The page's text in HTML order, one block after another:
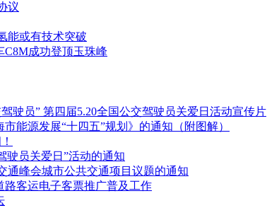
议
能或有技术突破
成功登顶玉珠峰
驶员” 第四届5.20全国公交驾驶员关爱日活动宣传片
能源发展“十四五”规划》的通知（附图解）
驶员关爱日”活动的通知
通峰会城市公共交通项目议题的通知
客运电子客票推广普及工作